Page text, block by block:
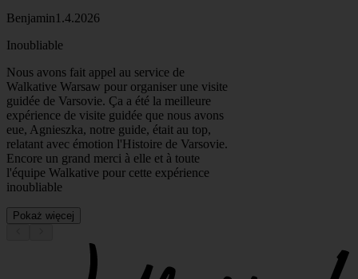
Najlepsze darmowe i płatne wycieczki
Firma
O nas
Kariera
Partnerstwo